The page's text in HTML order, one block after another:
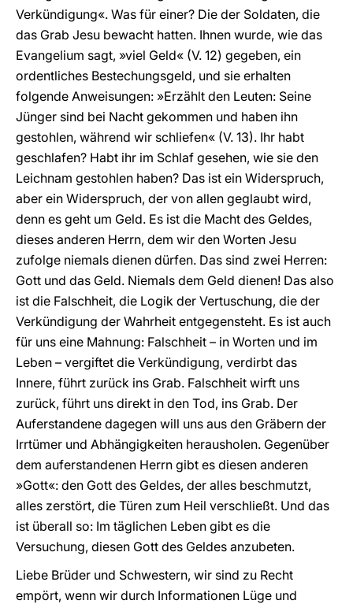
Verkündigung«. Was für einer? Die der Soldaten, die
das Grab Jesu bewacht hatten. Ihnen wurde, wie das
Evangelium sagt, »viel Geld« (V. 12) gegeben, ein
ordentliches Bestechungsgeld, und sie erhalten
folgende Anweisungen: »Erzählt den Leuten: Seine
Jünger sind bei Nacht gekommen und haben ihn
gestohlen, während wir schliefen« (V. 13). Ihr habt
geschlafen? Habt ihr im Schlaf gesehen, wie sie den
Leichnam gestohlen haben? Das ist ein Widerspruch,
aber ein Widerspruch, der von allen geglaubt wird,
denn es geht um Geld. Es ist die Macht des Geldes,
dieses anderen Herrn, dem wir den Worten Jesu
zufolge niemals dienen dürfen. Das sind zwei Herren:
Gott und das Geld. Niemals dem Geld dienen! Das also
ist die Falschheit, die Logik der Vertuschung, die der
Verkündigung der Wahrheit entgegensteht. Es ist auch
für uns eine Mahnung: Falschheit – in Worten und im
Leben – vergiftet die Verkündigung, verdirbt das
Innere, führt zurück ins Grab. Falschheit wirft uns
zurück, führt uns direkt in den Tod, ins Grab. Der
Auferstandene dagegen will uns aus den Gräbern der
Irrtümer und Abhängigkeiten herausholen. Gegenüber
dem auferstandenen Herrn gibt es diesen anderen
»Gott«: den Gott des Geldes, der alles beschmutzt,
alles zerstört, die Türen zum Heil verschließt. Und das
ist überall so: Im täglichen Leben gibt es die
Versuchung, diesen Gott des Geldes anzubeten.
Liebe Brüder und Schwestern, wir sind zu Recht
empört, wenn wir durch Informationen Lüge und